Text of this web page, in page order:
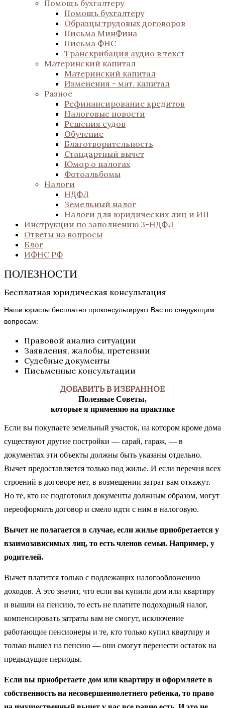
Помощь бухгалтеру
Помощь бухгалтеру
Образцы трудовых договоров
Письма МинФина
Письма ФНС
Транскрибация аудио в текст
Материнский капитал
Материнский капитал
Изменения - мат. капитал
Разное
Рефинансирование кредитов
Налоговые новости
Решения судов
Обучение
Благотворительность
Стандартный вычет
Юмор о налогах
Фотоальбомы
Налоги
НДФЛ
Земельный налог
Налоги для юридических лиц и ИП
Инструкции по заполнению 3-НДФЛ
Ответы на вопросы
Блог
ИФНС РФ
ПОЛЕЗНОСТИ
Бесплатная юридическая консультация
Наши юристы бесплатно проконсультируют Вас по следующим
вопросам:
Правовой анализ ситуации
Заявления, жалобы, претензии
Судебные документы
Письменные консультации
ДОБАВИТЬ В ИЗБРАННОЕ
Полезные Советы,
которые я применяю на практике
Если вы покупаете земельный участок, на котором кроме дома
существуют другие постройки — сарай, гараж, — в
документах эти объекты должны быть указаны отдельно.
Вычет предоставляется только под жилье. И если перечня всех
строений в договоре нет, в возмещении затрат вам откажут.
Но те, кто не подготовил документы должным образом, могут
переоформить договор и смело идти с ним в налоговую.
Вычет не полагается в случае, если жилье приобретается у
взаимозависимых лиц, то есть членов семьи. Например, у
родителей.
Вычет платится только с подлежащих налогообложению
доходов. А это значит, что если вы купили дом или квартиру
и вышли на пенсию, то есть не платите подоходный налог,
компенсировать затраты вам не смогут, исключение
работающие пенсионеры и те, кто только купил квартиру и
только вышел на пенсию — они смогут перенести остаток на
предыдущие периоды.
Если вы приобретаете дом или квартиру и оформляете в
собственность на несовершеннолетнего ребенка, то право